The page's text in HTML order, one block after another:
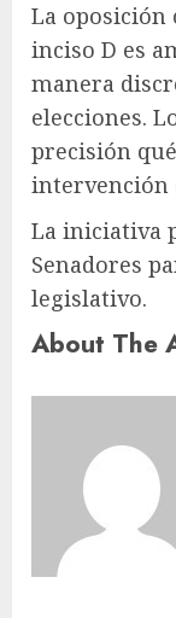
La oposición
inciso D es
manera
elecciones.
precisión
intervención
La iniciativa
Senadores
legislativo.
About The